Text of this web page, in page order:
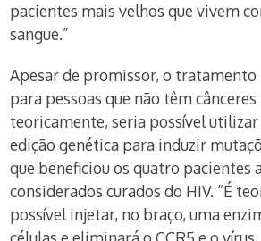
pacientes mais velhos que vivem
sangue.”
Apesar de promissor, o tratamento
para pessoas que não têm cânceres
teoricamente, seria possível
edição genética para induzir
que beneficiou os quatro pacientes
considerados curados do HIV. “É
possível injetar, no braço, uma